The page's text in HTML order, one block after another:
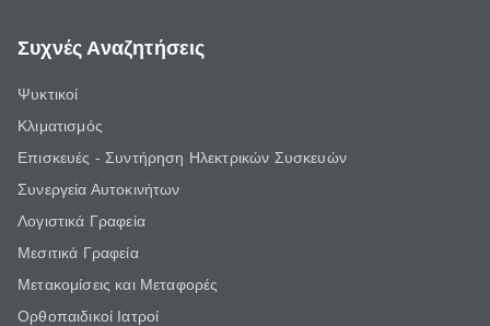
Συχνές Αναζητήσεις
Ψυκτικοί
Κλιματισμός
Επισκευές - Συντήρηση Ηλεκτρικών Συσκευών
Συνεργεία Αυτοκινήτων
Λογιστικά Γραφεία
Μεσιτικά Γραφεία
Μετακομίσεις και Μεταφορές
Ορθοπαιδικοί Ιατροί